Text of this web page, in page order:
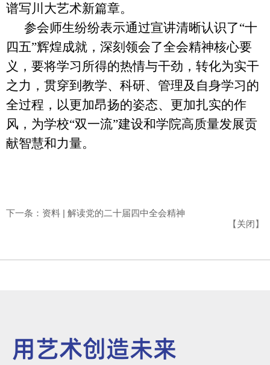
谱写川大艺术新篇章。
参会师生纷纷表示通过宣讲清晰认识了“十
四五”辉煌成就，深刻领会了全会精神核心要
义，要将学习所得的热情与干劲，转化为实干
之力，贯穿到教学、科研、管理及自身学习的
全过程，以更加昂扬的姿态、更加扎实的作
风，为学校“双一流”建设和学院高质量发展贡
献智慧和力量。
下一条：资料 | 解读党的二十届四中全会精神
【关闭】
用艺术创造未来